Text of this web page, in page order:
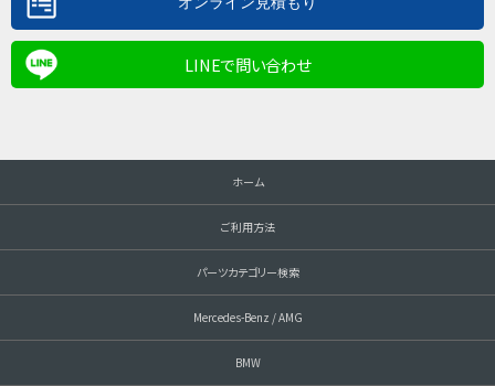
LINEで問い合わせ
ホーム
ご利用方法
パーツカテゴリー検索
Mercedes-Benz / AMG
BMW